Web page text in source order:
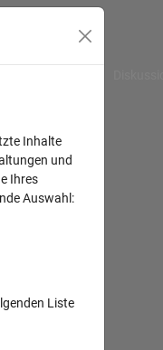
Inhalte
und
Ihres
Auswahl:
Liste